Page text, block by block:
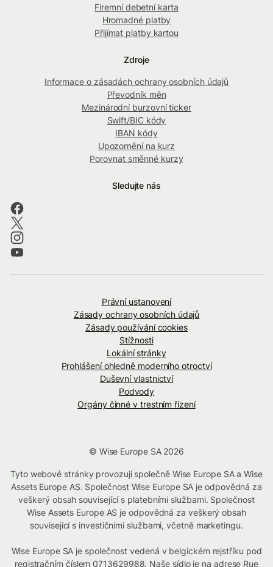
Firemní debetní karta
Hromadné platby
Přijímat platby kartou
Zdroje
Informace o zásadách ochrany osobních údajů
Převodník měn
Mezinárodní burzovní ticker
Swift/BIC kódy
IBAN kódy
Upozornění na kurz
Porovnat směnné kurzy
Sledujte nás
Právní ustanovení
Zásady ochrany osobních údajů
Zásady používání cookies
Stížnosti
Lokální stránky
Prohlášení ohledně moderního otroctví
Duševní vlastnictví
Podvody
Orgány činné v trestním řízení
© Wise Europe SA 2026
Tyto webové stránky provozují společně Wise Europe SA a Wise
Assets Europe AS. Společnost Wise Europe SA je odpovědná za
veškerý obsah související s platebními službami. Společnost
Wise Assets Europe AS je odpovědná za veškerý obsah
související s investičními službami, včetně marketingu.
Wise Europe SA je společnost vedená v belgickém rejstříku pod
registračním číslem 0713629988. Naše sídlo je na adrese Rue